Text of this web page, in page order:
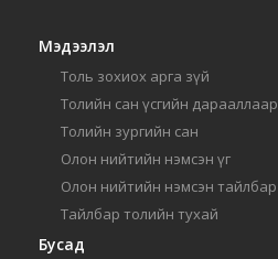
Мэдээлэл
Толь зохиох арга зүй
Толийн сан үсгийн дарааллаар
Толийн зургийн сан
Олон нийтийн нэмсэн үг
Олон нийтийн нэмсэн тайлбар
Тайлбар толийн тухай
Бусад